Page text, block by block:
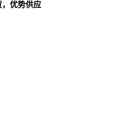
，优势供应